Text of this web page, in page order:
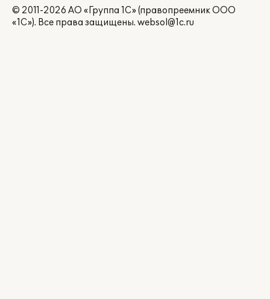
© 2011-2026 АО «Группа 1С» (правопреемник ООО
«1С»). Все права защищены. websol@1c.ru